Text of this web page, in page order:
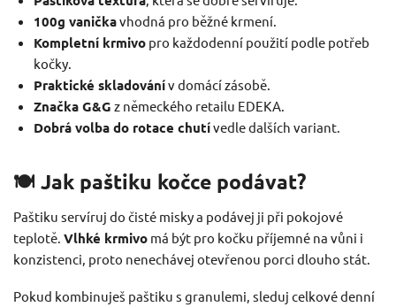
100g vaničkavhodná pro běžné krmení.
Kompletní krmivopro každodenní použití podle potřeb
kočky.
Praktické skladovánív domácí zásobě.
Značka G&G z německého retailu EDEKA.
Dobrá volba do rotace chutívedle dalších variant.
🍽️ Jak paštiku kočce podávat?
Paštiku servíruj do čisté misky a podávej ji při pokojové
teplotě. Vlhké krmivo má být pro kočku příjemné na vůni i
konzistenci, proto nenechávej otevřenou porci dlouho stát.
Pokud kombinuješ paštiku s granulemi, sleduj celkové denní